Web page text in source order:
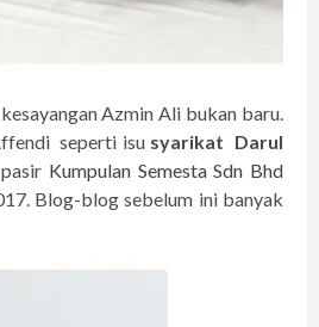
Azmin Ali bukan baru.
seperti isu syarikat Darul
Kumpulan Semesta Sdn Bhd
Blog-blog sebelum ini banyak